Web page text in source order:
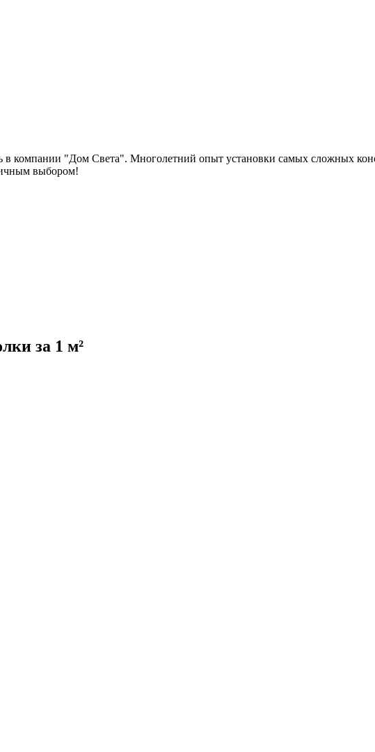
в компании "Дом Света". Многолетний опыт установки самых сложных
выбором!
за 1 м²